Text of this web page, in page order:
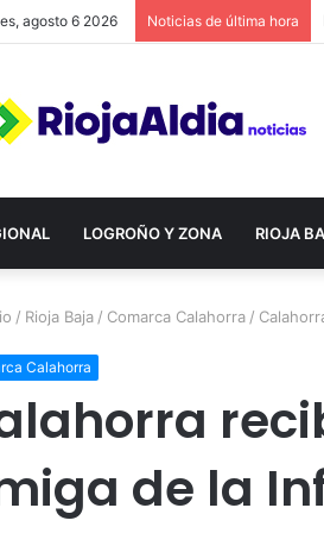
agosto 6 2026 Noticias de última hora
LOGROÑO Y ZONA RIOJA
/ Rioja Baja / Comarca Calahorra /
Calahorra
de la